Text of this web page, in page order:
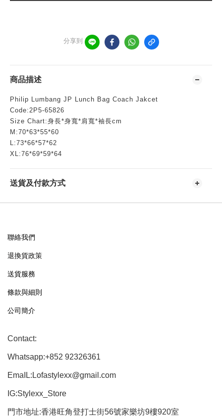
分享到
商品描述
Philip Lumbang JP Lunch Bag Coach Jakcet
Code:2P5-65826
Size Chart:身長*身寬*肩寬*袖長cm
M:70*63*55*60
L:73*66*57*62
XL:76*69*59*64
送貨及付款方式
聯絡我們
退換貨政策
送貨服務
條款與細則
公司簡介
Contact:
Whatsapp:+852 92326361
EmaIL:Lofastylexx@gmail.com
IG:Stylexx_Store
門市地址:香港旺角登打士街56號家樂坊9樓920室